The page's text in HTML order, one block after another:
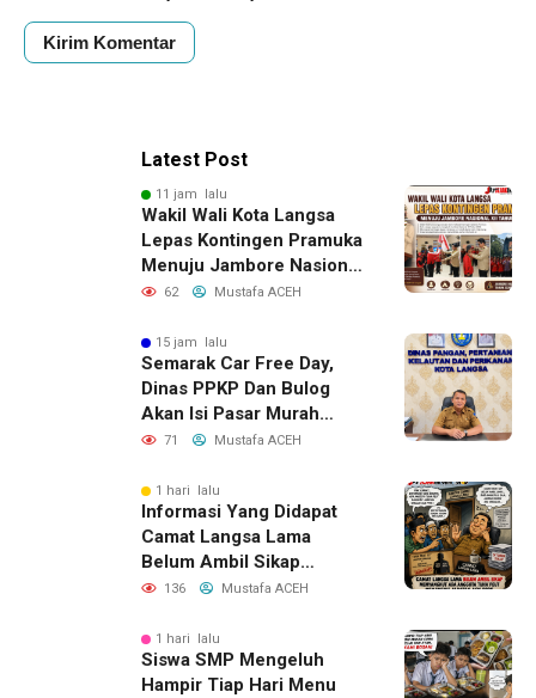
Latest Post
11 jam lalu
Wakil Wali Kota Langsa
Lepas Kontingen Pramuka
Menuju Jambore Nasional
XII Tahun 2026
62 Mustafa ACEH
15 jam lalu
Semarak Car Free Day,
Dinas PPKP Dan Bulog
Akan Isi Pasar Murah
Pangan
71 Mustafa ACEH
1 hari lalu
Informasi Yang Didapat
Camat Langsa Lama
Belum Ambil Sikap
Menyangkut Ada Anggota
Jabatan ASN PPPK
136 Mustafa ACEH
1 hari lalu
Siswa SMP Mengeluh
Hampir Tiap Hari Menu